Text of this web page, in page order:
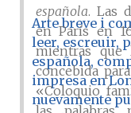
española. Las
en París en
mientras que
concebida
«Coloquio
Arte breve i
leer, escreuir,
española,
impresa en
nuevamente